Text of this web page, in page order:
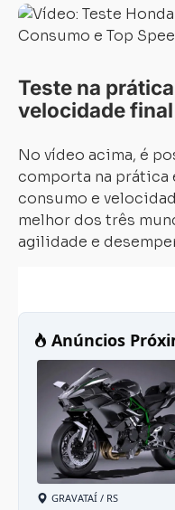
Teste na
velocidade
No vídeo acima, é
comporta na prática
consumo e
melhor dos três
agilidade e